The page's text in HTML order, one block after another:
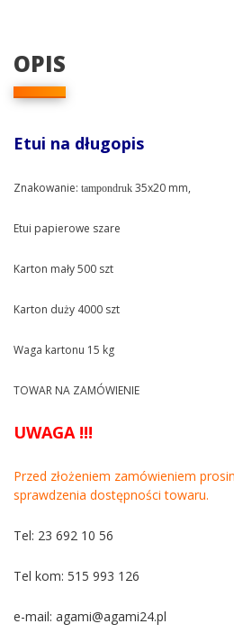
OPIS
Etui na długopis
Znakowanie: tampondruk 35x20 mm,
Etui papierowe szare
Karton mały 500 szt
Karton duży 4000 szt
Waga kartonu 15 kg
TOWAR NA ZAMÓWIENIE
UWAGA !!!
Przed złożeniem zamówieniem
sprawdzenia dostępności towaru.
Tel: 23 692 10 56
Tel kom: 515 993 126
e-mail: agami@agami24.pl